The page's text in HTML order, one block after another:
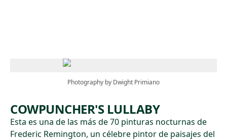
Photography by Dwight Primiano
COWPUNCHER'S LULLABY
Esta es una de las más de 70 pinturas nocturnas de
Frederic Remington, un célebre pintor de paisajes del